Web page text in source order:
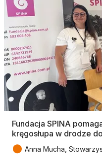
Fundacja SPINA
kręgosłupa w drodze
● Anna Mucha,